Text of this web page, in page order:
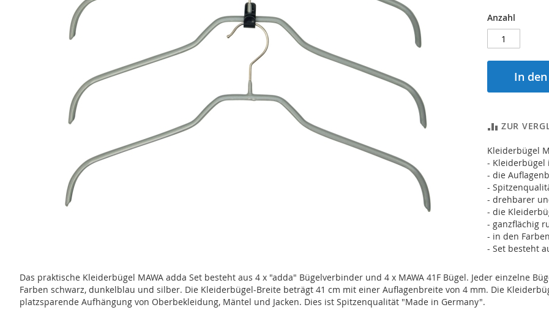
Anzahl
In
ZUR
Kleiderbügel
-
- die
-
- drehbarer
- die
- ganzflächig
- in den
- Set besteht
Das praktische Kleiderbügel MAWA adda Set besteht aus 4 x "adda" Bügelverbinder und 4 x MAWA 41F Bügel. Jeder einzelne
Farben schwarz, dunkelblau und silber. Die Kleiderbügel-Breite beträgt 41 cm mit einer Auflagenbreite von 4 mm. Die
platzsparende Aufhängung von Oberbekleidung, Mäntel und Jacken. Dies ist Spitzenqualität "Made in Germany".